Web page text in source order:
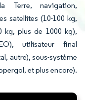
Terre, navigation,
satellites (10-100 kg,
kg, plus de 1000 kg),
utilisateur final
autre), sous-système
et plus encore).